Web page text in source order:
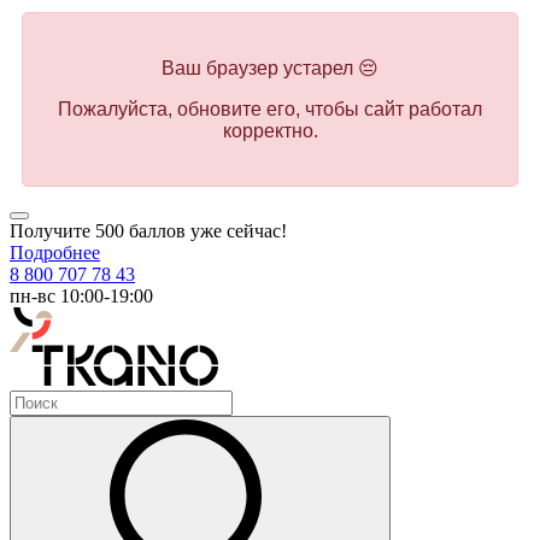
Ваш браузер устарел 😔
Пожалуйста, обновите его, чтобы сайт работал
корректно.
Получите 500 баллов уже сейчас!
Подробнее
8 800 707 78 43
пн-вс 10:00-19:00